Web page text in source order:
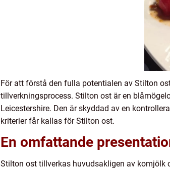
För att förstå den fulla potentialen av Stilton
tillverkningsprocess. Stilton ost är en
Leicestershire. Den är skyddad av en
kriterier får kallas för Stilton ost.
En omfattande
Stilton ost tillverkas huvudsakligen av komjölk